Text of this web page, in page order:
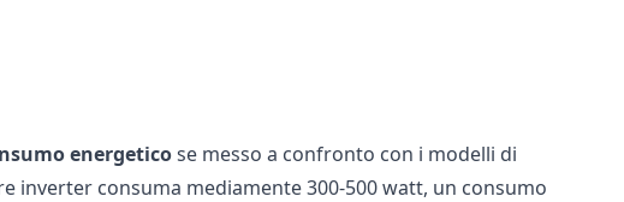
energeticose messo a confronto con i modelli di
inverter consuma mediamente 300-500 watt, un consumo